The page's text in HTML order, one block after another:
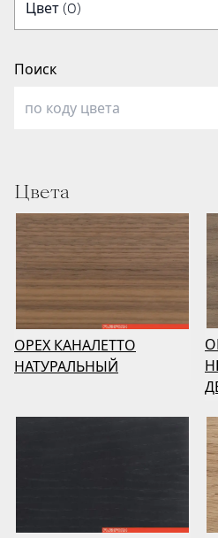
Поиск
Цвета
ОРЕХ КАНАЛЕТТО
НАТУРАЛЬНЫЙ